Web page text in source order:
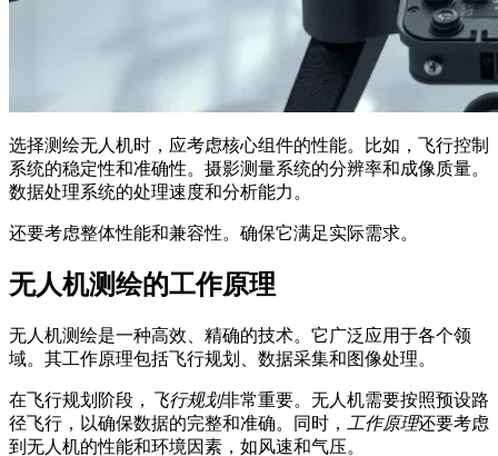
选择测绘无人机时，应考虑核心组件的性能。比如，飞行控制
系统的稳定性和准确性。摄影测量系统的分辨率和成像质量。
数据处理系统的处理速度和分析能力。
还要考虑整体性能和兼容性。确保它满足实际需求。
无人机测绘的工作原理
无人机测绘是一种高效、精确的技术。它广泛应用于各个领
域。其工作原理包括飞行规划、数据采集和图像处理。
在飞行规划阶段， 飞行规划非常重要。无人机需要按照预设路
径飞行，以确保数据的完整和准确。同时，
工作原理还要考虑
到无人机的性能和环境因素，如风速和气压。